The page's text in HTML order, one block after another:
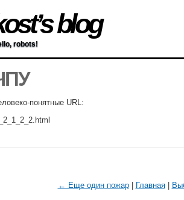
blog
robots!
понятные URL:
← Еще один пожар| Главная|